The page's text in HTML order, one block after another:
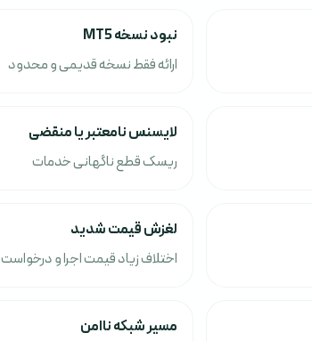
نبود نسخه MT5
ارائه فقط نسخه قدیمی و محدود
لایسنس نامعتبر یا منقضی
ریسک قطع ناگهانی خدمات
لغزش قیمت شدید
اختلاف زیاد قیمت اجرا و درخواست
مسیر شبکه ناامن